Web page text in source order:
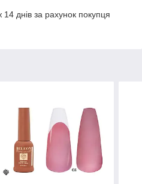
днів за рахунок покупця